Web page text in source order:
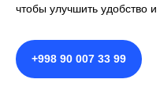
чтобы улучшить удобство
+998 90 007 33 99